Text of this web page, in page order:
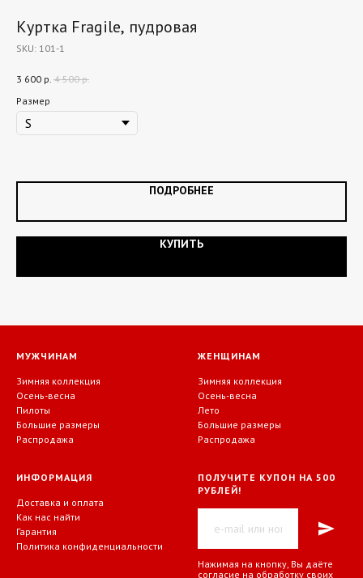
Куртка Fragile, пудровая
SKU: 101-1
3 600 р. 4 500 р.
Размер
ПОДРОБНЕЕ
КУПИТЬ
МУЖЧИНАМ
Зимняя коллекция
Осень-весна
Пилоты
Большие размеры
Распродажа
ЖЕНЩИНАМ
Зимняя коллекция
Осень-весна
Лето
Большие размеры
Распродажа
ИНФОРМАЦИЯ
Доставка и оплата
Как нас найти
Гарантия
Политика конфиденциальности
ПОЛУЧИТЕ КУПОН НА 500
РУБЛЕЙ!
Нажимая на кнопку, Вы даёте
согласие на обработку своих